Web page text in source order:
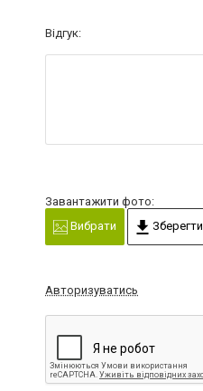
Відгук:
Завантажити фото:
Вибрати
Зберегти
Авторизуватись